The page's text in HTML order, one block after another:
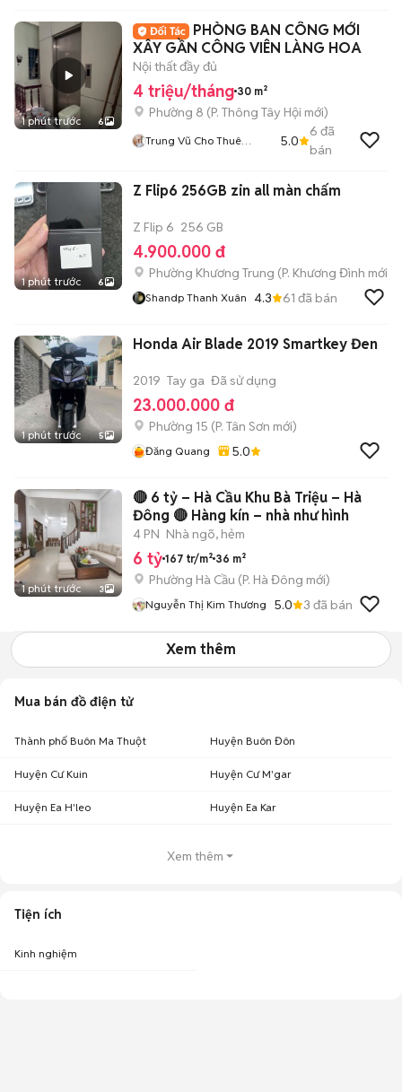
1 phút trước 6
PHÒNG BAN CÔNG MỚI
XÂY GẦN CÔNG VIÊN LÀNG HOA
Nội thất đầy đủ
4 triệu/tháng 30 m²
Phường 8 (P. Thông Tây Hội mới)
Trung Vũ Cho Thuê
5.0
6 đã
bán
1 phút trước 6
Z Flip6 256GB zin all màn chấm
Z Flip 6 256 GB
4.900.000 đ
Phường Khương Trung (P. Khương Đình mới)
Shandp Thanh Xuân 4.3 61 đã bán
1 phút trước 5
Honda Air Blade 2019 Smartkey Đen
2019 Tay ga Đã sử dụng
23.000.000 đ
Phường 15 (P. Tân Sơn mới)
Đăng Quang 5.0
1 phút trước 3
🔴 6 tỷ – Hà Cầu Khu Bà Triệu – Hà
Đông 🔴 Hàng kín – nhà như hình
4 PN Nhà ngõ, hẻm
6 tỷ 167 tr/m² 36 m²
Phường Hà Cầu (P. Hà Đông mới)
Nguyễn Thị Kim Thương 5.0 3 đã bán
Xem thêm
Mua bán đồ điện tử
Thành phố Buôn Ma Thuột Huyện Buôn Đôn
Huyện Cư Kuin Huyện Cư M'gar
Huyện Ea H'leo Huyện Ea Kar
Xem thêm
Tiện ích
Kinh nghiệm